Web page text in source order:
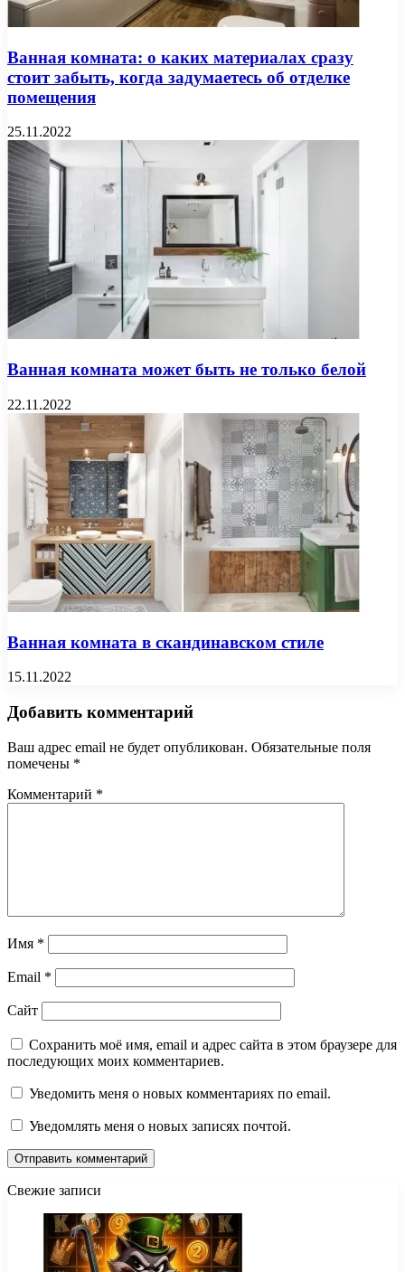
Ванная комната: о каких материалах сразу
стоит забыть, когда задумаетесь об отделке
помещения
25.11.2022
Ванная комната может быть не только белой
22.11.2022
Ванная комната в скандинавском стиле
15.11.2022
Добавить комментарий
Ваш адрес email не будет опубликован. Обязательные поля
помечены *
Комментарий *
Имя *
Email *
Сайт
Сохранить моё имя, email и адрес сайта в этом браузере для
последующих моих комментариев.
Уведомить меня о новых комментариях по email.
Уведомлять меня о новых записях почтой.
Свежие записи